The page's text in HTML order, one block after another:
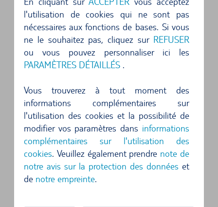
l'utilisation de cookies qui ne sont pas
nécessaires aux fonctions de bases. Si vous
ne le souhaitez pas, cliquez sur REFUSER
ou vous pouvez personnaliser ici les
PARAMÈTRES DÉTAILLÉS.
Vous trouverez à tout moment des
informations complémentaires sur
l'utilisation des cookies et la possibilité de
modifier vos paramètres dans informations
complémentaires sur l'utilisation des
cookies. Veuillez également prendre note de
notre avis sur la protection des données et
de notre empreinte.
culmine à 2 700 m.
Une autre excursion à ne pas manquer en Corse
au volant de votre voiture de location, est le
trajet le long de la côte est, de la ville fortifiée de
Binofacio jusqu'en haut deBastia. En cours de
route, il vaut la peine de s'arrêter sur les plages
de rêve de Santa Giulia.
Un voyage dans le temps en Corse en
voiture de location
On ne sait pas exactement comment les